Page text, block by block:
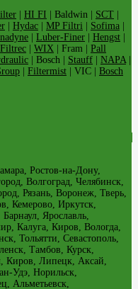
HI FI | Baldwin | SCT
Hydac MP Filtri Sofima
Luber-Finer Hengst
Filtrec WIX | Fram | Pall
| Bosch | Stauff NAPA
Filtermist | VIC | Bosch
Ростов-на-Дону,
Волгоград, Челябинск,
Рязань, Воронеж, Тверь,
Кемерово, Иркутск,
Ярославль,
Калуга, Киров, Вологда,
Тольятти, Севастополь,
Тамбов, Курск,
Киров, Липецк, Аксай,
Удэ, Норильск,
Альметьевск,